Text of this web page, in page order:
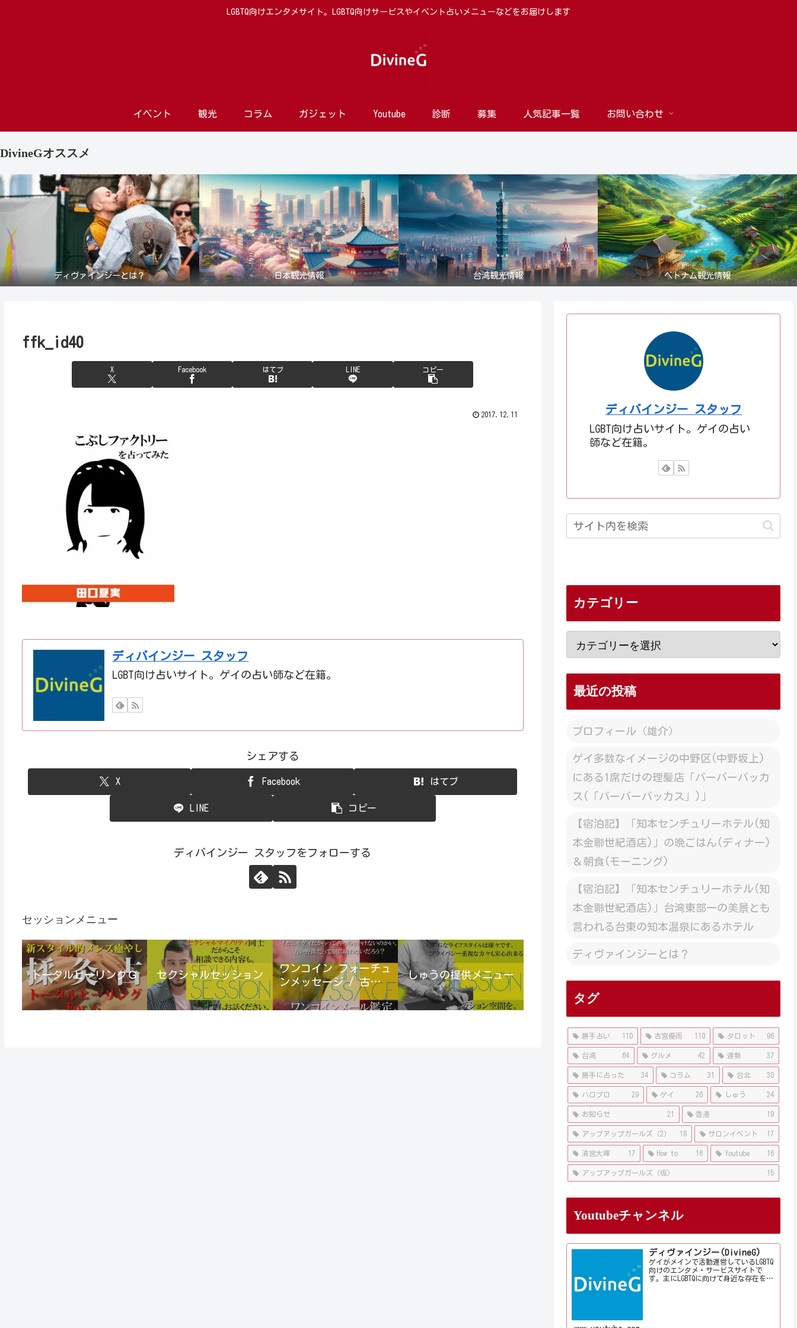
LGBTQ向けエンタメサイト。LGBTQ向けサービスやイベント占いメニューなどをお届けします
イベント 観光 コラム ガジェット Youtube 診断 募集 人気記事一覧 お問い合わせ
DivineGオススメ
ディヴァインジーとは？ 日本観光情報 台湾観光情報 ベトナム観光情報
ffk_id40
X Facebook はてブ LINE コピー
2017.12.11
ディバインジー スタッフ
LGBT向け占いサイト。ゲイの占い師など在籍。
シェアする
X Facebook はてブ
LINE コピー
ディバインジー スタッフをフォローする
セッションメニュー
トータルヒーリングＧ セクシャルセッション
ワンコイン フォーチュ
ンメッセージ / 古宮優
雨
しゅうの提供メニュー
ディバインジー スタッフ
LGBT向け占いサイト。ゲイの占い
師など在籍。
カテゴリー
最近の投稿
プロフィール（雄介）
ゲイ多数なイメージの中野区(中野坂上)
にある1席だけの理髪店「バーバーバッカ
ス(「バーバーバッカス」)」
【宿泊記】「知本センチュリーホテル(知
本金聯世紀酒店)」の晩ごはん(ディナー)
＆朝食(モーニング)
【宿泊記】「知本センチュリーホテル(知
本金聯世紀酒店)」台湾東部一の美景とも
言われる台東の知本温泉にあるホテル
ディヴァインジーとは？
タグ
勝手占い 110 古宮優雨 110 タロット 96
台湾 64 グルメ 42 運勢 37
勝手に占った 34 コラム 31 台北 30
ハロプロ 29 ゲイ 26 しゅう 24
お知らせ 21 香港 19
アップアップガールズ（2） 18 サロンイベント 17
清宮大暉 17 How to 16 Youtube 16
アップアップガールズ（仮） 15
Youtubeチャンネル
ディヴァインジー(DivineG)
ゲイがメインで活動運営しているLGBTQ
向けのエンタメ・サービスサイトで
す。主にLGBTQに向けて身近な存在を意